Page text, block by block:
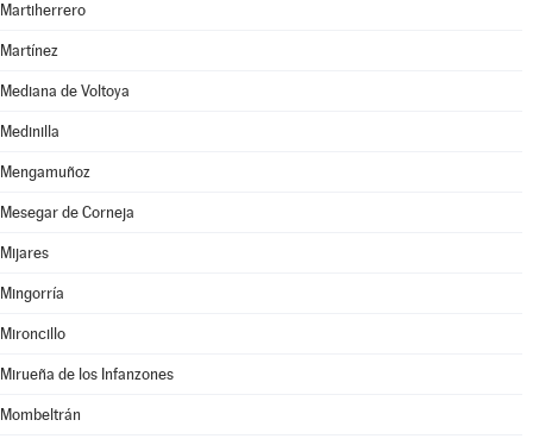
Martiherrero
Martínez
Mediana de Voltoya
Medinilla
Mengamuñoz
Mesegar de Corneja
Mijares
Mingorría
Mironcillo
Mirueña de los Infanzones
Mombeltrán